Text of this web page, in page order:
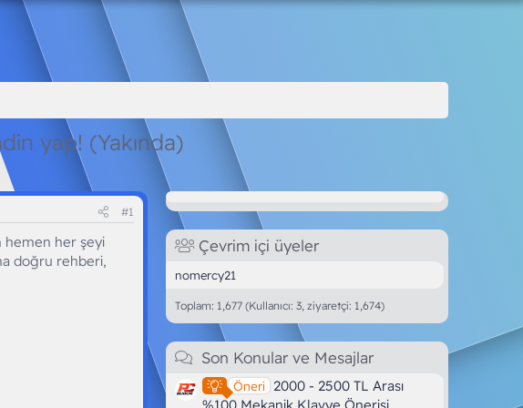
yap! (Yakında)
#1
hemen her şeyi
doğru rehberi,
Çevrim içi üyeler
nomercy21
Toplam: 1,677 (Kullanıcı: 3, ziyaretçi: 1,674)
Son Konular ve Mesajlar
Öneri
2000 - 2500 TL Arası